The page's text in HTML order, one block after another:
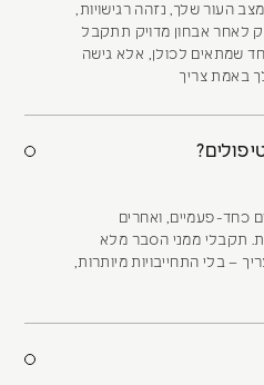
העור שלך, נזהה רגישויות,
רק לאחר אבחון מדויק תתקבל
שמתאים לכולן, אלא גישה
באמת צריך
כחד-פעמיים, ואחרים
תקבלי ממני הסבר מלא
– בלי התחייבויות מיותרות,